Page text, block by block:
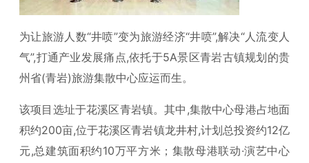
为让旅游人数“井喷”变为旅游经济“井喷”,解决“人流变人
气”,打通产业发展痛点,依托于5A景区青岩古镇规划的贵
州省(青岩)旅游集散中心应运而生。
该项目选址于花溪区青岩镇。其中,集散中心母港占地面
积约200亩,位于花溪区青岩镇龙井村,计划总投资约12亿
元,总建筑面积约10万平方米；集散母港联动·演艺中心